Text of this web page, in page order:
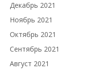
Декабрь 2021
Ноябрь 2021
Октябрь 2021
Сентябрь 2021
Август 2021